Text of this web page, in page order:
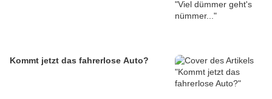
Kommt jetzt das fahrerlose Auto?